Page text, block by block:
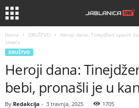
Home DRUŠTVO
Heroji dana: Tinejdžeri spasili
smeće
DRUŠTVO
Heroji dana:
bebi, pronašli je u
By Redakcija - 3 travnja, 2025 1705